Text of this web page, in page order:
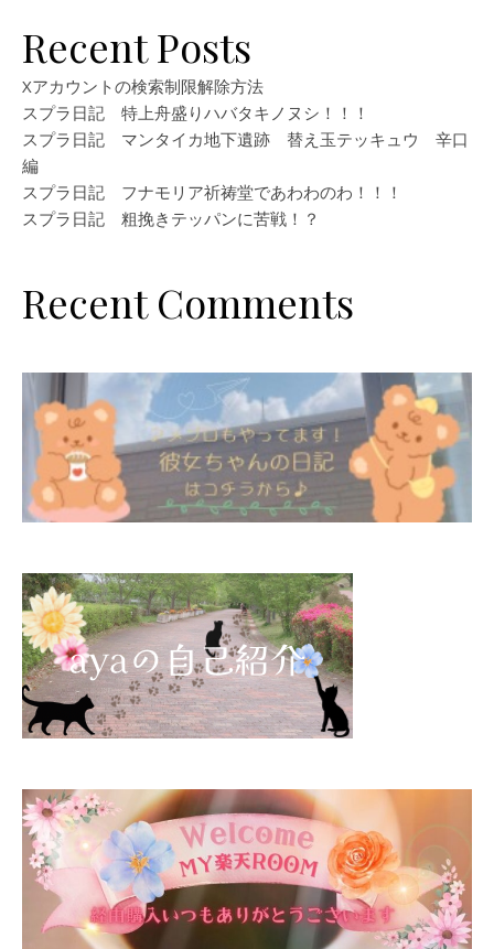
Recent Posts
Xアカウントの検索制限解除方法
スプラ日記 特上舟盛りハバタキノヌシ！！！
スプラ日記 マンタイカ地下遺跡 替え玉テッキュウ 辛口
編
スプラ日記 フナモリア祈祷堂であわわのわ！！！
スプラ日記 粗挽きテッパンに苦戦！？
Recent Comments